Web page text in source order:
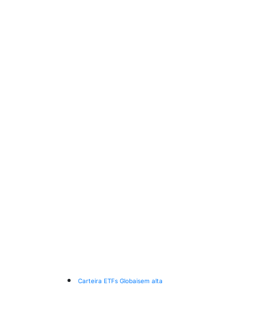
Carteira ETFs Globaisem alta